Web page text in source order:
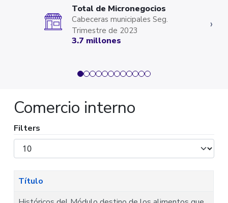
Cabeceras municipales Seg.
Trimestre de 2023
Total de Micronegocios
3.7 millones
›
Comercio interno
Filters
Mostrar
#
Título